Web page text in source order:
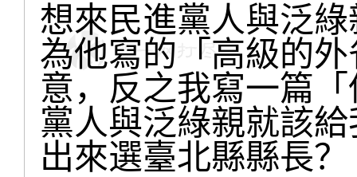
想來民進黨人與泛
為他寫的「高級的
意，反之我寫一篇
黨人與泛綠親就該
出來選臺北縣縣長？